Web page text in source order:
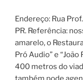
Endereço: Rua
PR. Referência:
amarelo, o
Pró Audio” e
400 metros do